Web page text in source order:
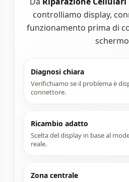
controlliamo display,
funzionamento prima di
Diagnosi chiara
Verifichiamo se il problema è
connettore.
Ricambio adatto
Scelta del display in base al
reale.
Zona centrale